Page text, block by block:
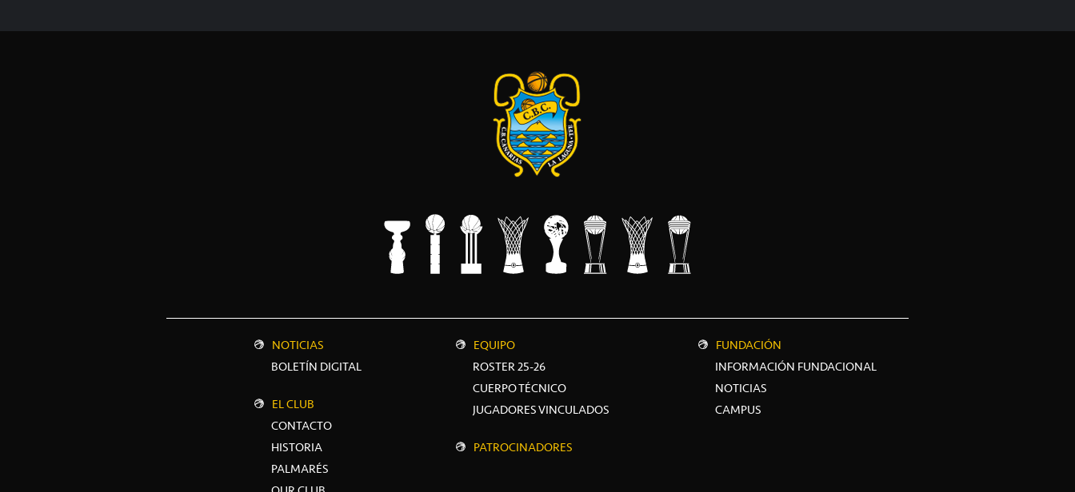
NOTICIAS
BOLETÍN DIGITAL
EL CLUB
CONTACTO
HISTORIA
PALMARÉS
EQUIPO
ROSTER 25-26
CUERPO TÉCNICO
JUGADORES VINCULADOS
PATROCINADORES
FUNDACIÓN
INFORMACIÓN FUNDACIONAL
NOTICIAS
CAMPUS